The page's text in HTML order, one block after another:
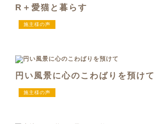
R＋愛猫と暮らす
施主様の声
円い風景に心のこわばりを預けて
施主様の声